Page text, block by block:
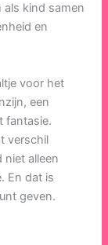
kind samen
en
voor het
een
fantasie.
verschil
niet alleen
En dat is
geven.